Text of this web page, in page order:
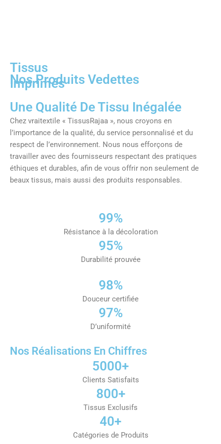
Tissus
Imprimés
Nos Produits Vedettes
Une Qualité De Tissu Inégalée
Chez vraitextile « TissusRajaa », nous croyons en
l’importance de la qualité, du service personnalisé et du
respect de l’environnement. Nous nous efforçons de
travailler avec des fournisseurs respectant des pratiques
éthiques et durables, afin de vous offrir non seulement de
beaux tissus, mais aussi des produits responsables.
99%
Résistance à la décoloration
95%
Durabilité prouvée
98%
Douceur certifiée
97%
D’uniformité
Nos Réalisations En Chiffres
5000+
Clients Satisfaits
800+
Tissus Exclusifs
40+
Catégories de Produits